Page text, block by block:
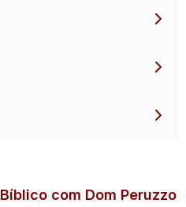
com Dom Peruzzo